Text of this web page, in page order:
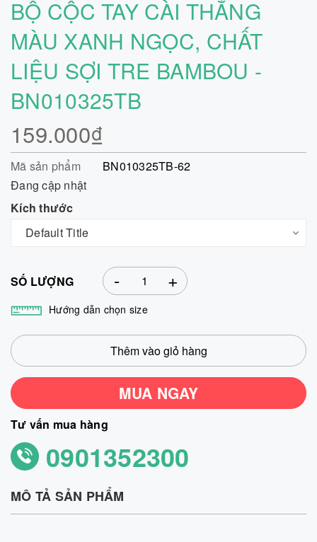
BỘ CỘC TAY CÀI THẲNG
MÀU XANH NGỌC, CHẤT
LIỆU SỢI TRE BAMBOU -
BN010325TB
159.000₫
Mã sản phẩm
BN010325TB-62
Đang cập nhật
Kích thước
SỐ LƯỢNG +
-
Hướng dẫn chọn size
Thêm vào giỏ hàng
MUA NGAY
Tư vấn mua hàng
0901352300
MÔ TẢ SẢN PHẨM